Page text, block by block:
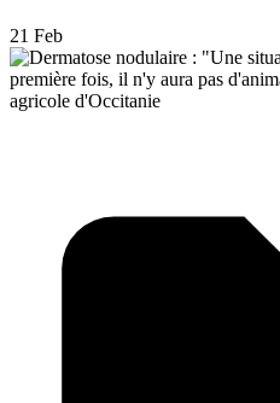
21 Feb